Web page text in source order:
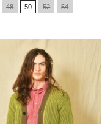
48 50 52 54